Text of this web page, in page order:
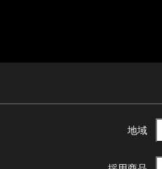
地域